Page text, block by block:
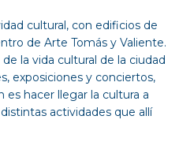
cultural, con edificios de
de Arte Tomás y Valiente.
la vida cultural de la ciudad
exposiciones y conciertos,
es hacer llegar la cultura a
actividades que allí